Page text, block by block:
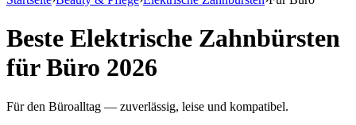
Beste Elektrische Zahnbürsten
fürBüro 2026
Für den Büroalltag — zuverlässig, leise und kompatibel.